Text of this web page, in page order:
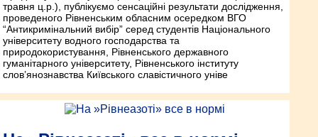
травня ц.р.), публікуємо сенсаційні результати дослідження,
проведеного Рівненським обласним осередком ВГО
“Антикримінальний вибір” серед студентів Національного
університету водного господарства та
природокористування, Рівненського державного
гуманітарного університету, Рівненського інституту
слов’янознавства Київського славістичного уніве